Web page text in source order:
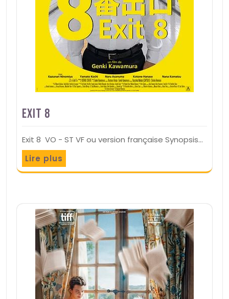
Exit 8
Exit 8 VO - ST VF ou version française Synopsis…
Lire plus